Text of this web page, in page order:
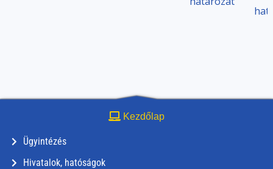
Kezdőlap
Ügyintézés
Hivatalok, hatóságok